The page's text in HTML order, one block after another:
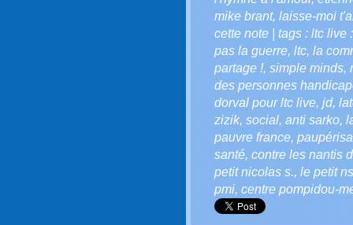
mike brant, laisse-moi
cette note | tags : ltc live
pas la guerre, ltc, la
partage !, simple minds,
des personnes
dorval pour ltc live, jd,
zizik, social, anti sarko,
pauvre france,
santé, contre les nantis
petit nicolas s., le petit ns
pmi, centre pompidou-